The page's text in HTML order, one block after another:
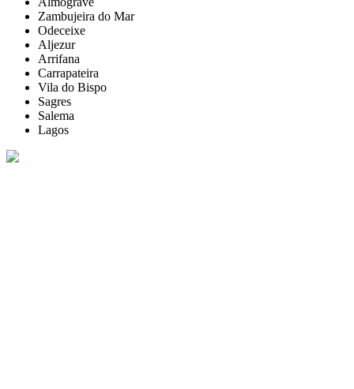
Zambujeira do Mar
Odeceixe
Aljezur
Arrifana
Carrapateira
Vila do Bispo
Sagres
Salema
Lagos